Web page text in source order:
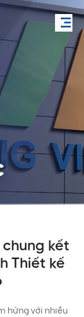
kết
Thiết kế
hứng với nhiều